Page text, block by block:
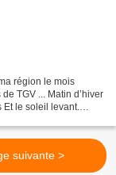
région le mois
TGV ... Matin d’hiver
le soleil levant.
suivante >